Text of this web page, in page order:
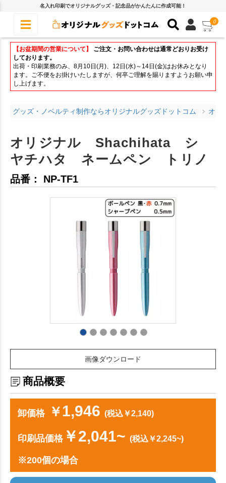
名入れ印刷でオリジナルグッズ・記念品がかんたんに作成可能！
0
【お盆期間の営業について】
ご注文・お問い合わせは通常どおりお受け
しております。
出荷・印刷業務のみ、8月10日(月)、12日(水)～14日(金)はお休みとなり
ます。ご不便をお掛けいたしますが、何卒ご理解を賜りますようお願い申
し上げます。
グッズ・ノベルティ制作ならオリジナルグッズドットコム オリ
オリジナル Shachihata シ
ヤチハタ ネームペン トリノ
品番： NP-TF1
画像ダウンロード
商品概要
卸価格 ￥1,946 (税込￥2,140)
印刷品価格￥2,041~ (税込￥2,245~)
※200個の場合